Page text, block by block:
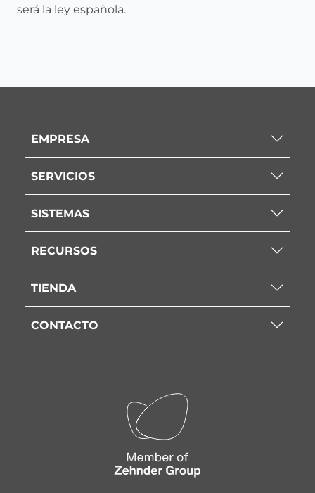
será la ley española.
EMPRESA
SERVICIOS
SISTEMAS
RECURSOS
TIENDA
CONTACTO